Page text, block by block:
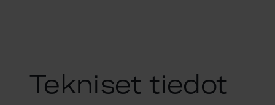
Tekniset tiedot